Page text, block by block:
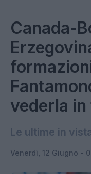
Canada-
vederla
Le ultime in
Venerdì, 12 Giugno -